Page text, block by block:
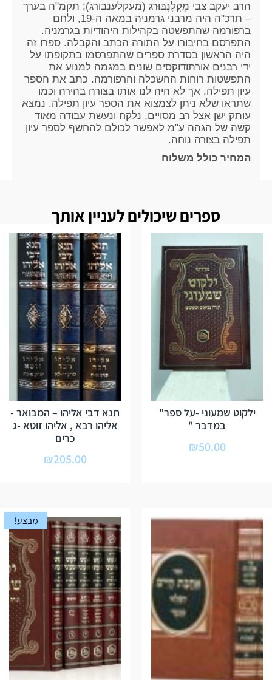
הרב יעקב צבי מֶקְלֶנְבּוּרג (מעקלענבורג); תקמ"ה בערך
– תרכ"ה היה מרבני גרמניה במאה ה-19
, ולחם
ברפורמה שהתפשטה בקהילות היהודיות בגרמניה.
התפרסם בחיבורו על התורה הכתב והקבלה. ספרו זה
היה הראשון בסדרת ספרים שהתפרסמו בתקופתו על
ידי רבנים אורתודוקסים שונים במגמה למנוע את
התפשטות רוחות ההשכלה והרפורמה. כתב את הספר
עיון תפילה, אך לא היה לנו אותו בצורה בהירה וכמו
שתראו שלא ניתן לצמצוא את הספר עיון תפילה. נמצא
עותק ישן אצל רב מסויים, נלקח ונעשת עבודה מאוד
קשה של הגהה ע"מ לאפשר לכולם להחשף לספר עיון
תפילה בצורה נוחה.
המחיר כולל משלוח
ספרים שיכולים לעניין אותך
ילקוט שמעוני -על ספר"
במדבר "
₪50.00
תנא דבי אליהו – המבואר -
אליהו רבא , אליהו זוטא -ג
כרים
₪205.00
מבצע!